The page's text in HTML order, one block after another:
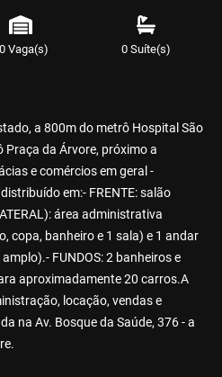
Vaga(s) 0 Suíte(s)
a 800m do metrô Hospital São
Praça da Árvore, próximo a
e comércios em geral -
em:- FRENTE: salão
área administrativa
copa, banheiro e 1 sala) e 1 andar
FUNDOS: 2 banheiros e
aproximadamente 20 carros.A
locação, vendas e
na Av. Bosque da Saúde, 376 - a